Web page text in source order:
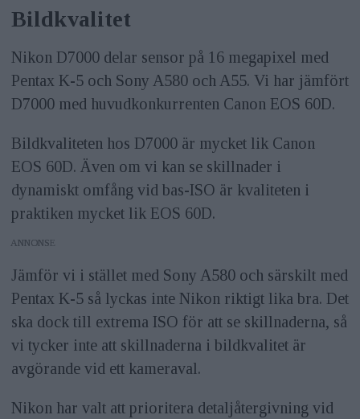
Bildkvalitet
Nikon D7000 delar sensor på 16 megapixel med
Pentax K-5 och Sony A580 och A55. Vi har jämfört
D7000 med huvudkonkurrenten Canon EOS 60D.
Bildkvaliteten hos D7000 är mycket lik Canon
EOS 60D. Även om vi kan se skillnader i
dynamiskt omfång vid bas-ISO är kvaliteten i
praktiken mycket lik EOS 60D.
ANNONS
Jämför vi i stället med Sony A580 och särskilt med
Pentax K-5 så lyckas inte Nikon riktigt lika bra. Det
ska dock till extrema ISO för att se skillnaderna, så
vi tycker inte att skillnaderna i bildkvalitet är
avgörande vid ett kameraval.
Nikon har valt att prioritera detaljåtergivning vid